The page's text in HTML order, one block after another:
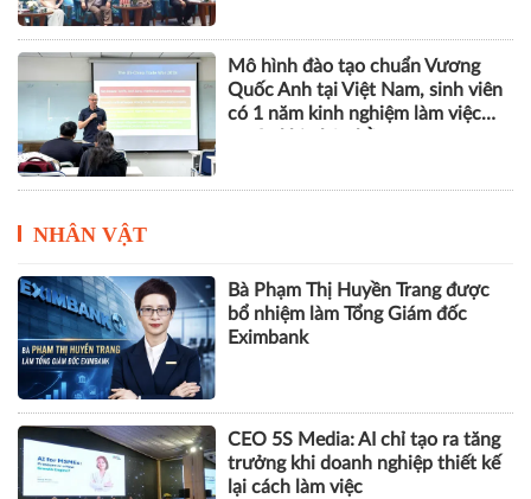
Mô hình đào tạo chuẩn Vương
Quốc Anh tại Việt Nam, sinh viên
có 1 năm kinh nghiệm làm việc
NHÂN VẬT
Bà Phạm Thị Huyền Trang được
bổ nhiệm làm Tổng Giám đốc
Eximbank
CEO 5S Media: AI chỉ tạo ra tăng
trưởng khi doanh nghiệp thiết kế
lại cách làm việc